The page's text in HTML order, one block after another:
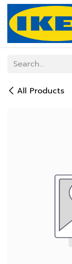
Skip to Content
All Products